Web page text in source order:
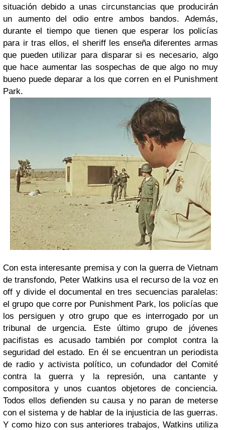
situación debido a unas circunstancias que producirán
un aumento del odio entre ambos bandos. Además,
durante el tiempo que tienen que esperar los policías
para ir tras ellos, el sheriff les enseña diferentes armas
que pueden utilizar para disparar si es necesario, algo
que hace aumentar las sospechas de que algo no muy
bueno puede deparar a los que corren en el Punishment
Park.
Con esta interesante premisa y con la guerra de Vietnam
de transfondo, Peter Watkins usa el recurso de la voz en
off y divide el documental en tres secuencias paralelas:
el grupo que corre por Punishment Park, los policías que
los persiguen y otro grupo que es interrogado por un
tribunal de urgencia. Este último grupo de jóvenes
pacifistas es acusado también por complot contra la
seguridad del estado. En él se encuentran un periodista
de radio y activista político, un cofundador del Comité
contra la guerra y la represión, una cantante y
compositora y unos cuantos objetores de conciencia.
Todos ellos defienden su causa y no paran de meterse
con el sistema y de hablar de la injusticia de las guerras.
Y como hizo con sus anteriores trabajos, Watkins utiliza